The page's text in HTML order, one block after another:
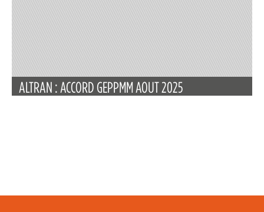
ALTRAN : ACCORD GEPPMM AOUT 2025